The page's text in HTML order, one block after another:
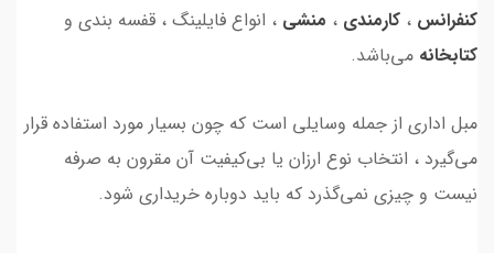
کنفرانس ، کارمندی ، منشی ، انواع فایلینگ ، قفسه بندی و
کتابخانه می‌باشد.
مبل اداری از جمله وسایلی است که چون بسیار مورد استفاده قرار
می‌گیرد ، انتخاب نوع ارزان یا بی‌کیفیت آن مقرون به صرفه
نیست و چیزی نمی‌گذرد که باید دوباره خریداری ‌شود.